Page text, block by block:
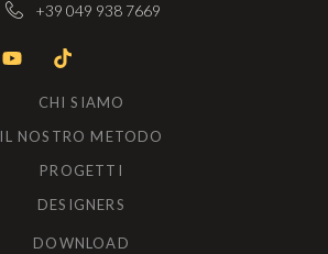
+39 049 938 7669
CHI SIAMO
IL NOSTRO METODO
PROGETTI
DESIGNERS
DOWNLOAD